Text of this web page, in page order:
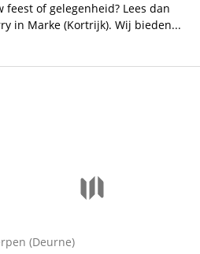
of gelegenheid? Lees dan
in Marke (Kortrijk). Wij bieden...
(Deurne)